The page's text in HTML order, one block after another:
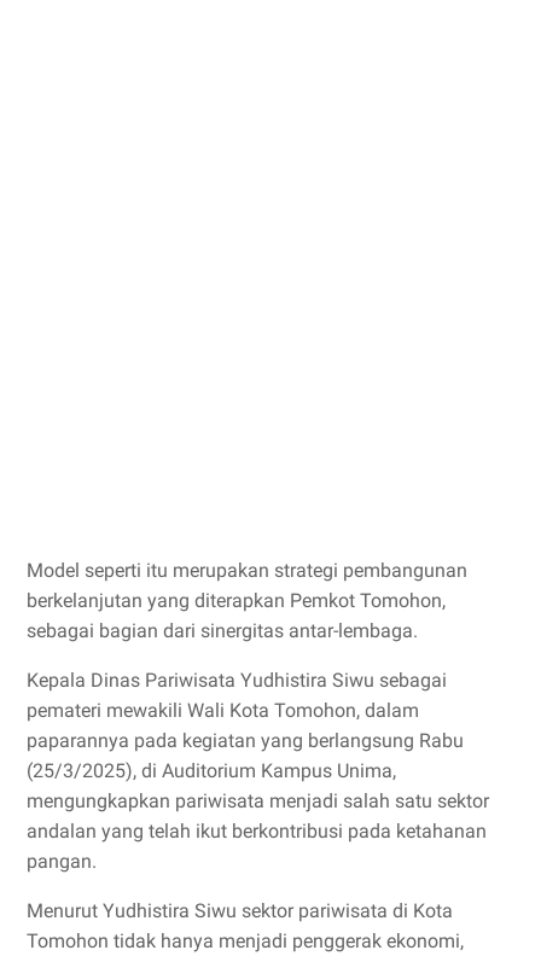
Model seperti itu merupakan strategi pembangunan
berkelanjutan yang diterapkan Pemkot Tomohon,
sebagai bagian dari sinergitas antar-lembaga.
Kepala Dinas Pariwisata Yudhistira Siwu sebagai
pemateri mewakili Wali Kota Tomohon, dalam
paparannya pada kegiatan yang berlangsung Rabu
(25/3/2025), di Auditorium Kampus Unima,
mengungkapkan pariwisata menjadi salah satu sektor
andalan yang telah ikut berkontribusi pada ketahanan
pangan.
Menurut Yudhistira Siwu sektor pariwisata di Kota
Tomohon tidak hanya menjadi penggerak ekonomi,